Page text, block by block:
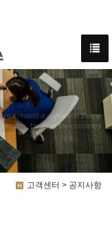
created a awesome theme
far from the countries
고객센터 > 공지사항